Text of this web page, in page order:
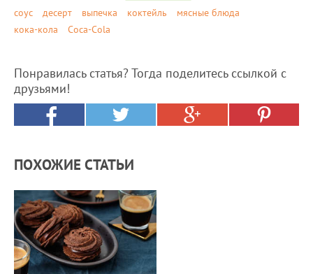
соус
десерт выпечка коктейль
мясные блюда
кока-кола
Coca-Cola
Понравилась статья? Тогда поделитесь ссылкой с
друзьями!
ПОХОЖИЕ СТАТЬИ